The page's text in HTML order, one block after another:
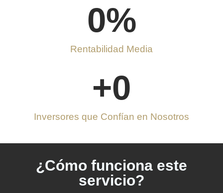
Rentabilidad Media
0%
Inversores que Confían en Nosotros
+0
¿Cómo funciona este
servicio?